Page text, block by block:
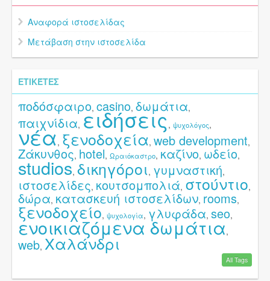
Αναφορά ιστοσελίδας
Μετάβαση στην ιστοσελίδα
ΕΤΙΚΈΤΕΣ
ποδόσφαιρο, casino, δωμάτια,
παιχνίδια, ειδήσεις, ψυχολόγος,
νέα, ξενοδοχεία, web development,
Ζάκυνθος, hotel, Ωραιόκαστρο, καζίνο, ωδείο,
studios, δικηγόροι, γυμναστική,
ιστοσελίδες, κουτσομπολιά, στούντιο,
δώρα, κατασκευή ιστοσελίδων, rooms,
ξενοδοχείο, ψυχολογία, γλυφάδα, seo,
ενοικιαζόμενα δωμάτια,
web, Χαλάνδρι
All Tags